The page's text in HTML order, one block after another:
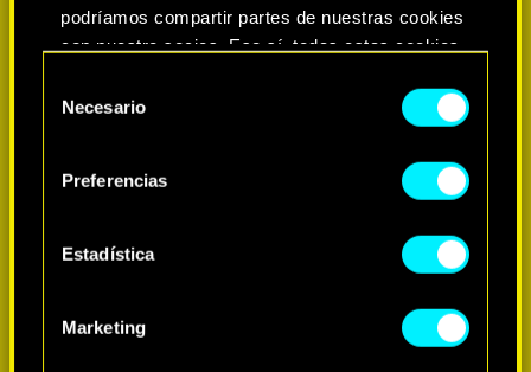
podríamos compartir partes de nuestras cookies
con nuestro socios. Eso sí, todas estas cookies
Encontrarás todos los detalles sobre nuestro uso
preferencias al respecto en el menú «Ajustes» de
Necesario
Preferencias
Estadística
Marketing